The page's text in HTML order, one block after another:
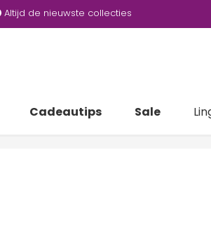
Altijd de nieuwste collecties
Cadeautips Sale